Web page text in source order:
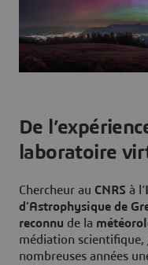
De
laboratoire
Chercheur au CNRS à l’
d’Astrophysique de
reconnu de la
médiation scientifique,
nombreuses années